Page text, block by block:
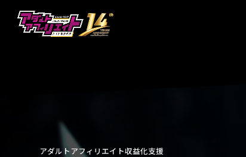
アダルトアフィリエイト収益化支援